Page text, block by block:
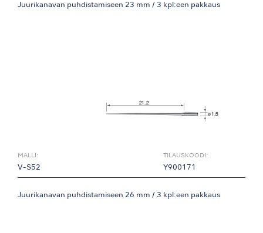
Juurikanavan puhdistamiseen 23 mm / 3 kpl:een pakkaus
MALLI:
V-S52
TILAUSKOODI:
Y900171
Juurikanavan puhdistamiseen 26 mm / 3 kpl:een pakkaus